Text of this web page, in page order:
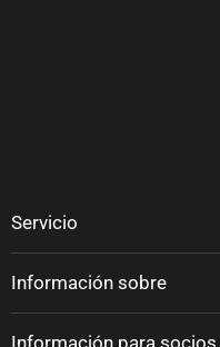
Servicio
Información sobre